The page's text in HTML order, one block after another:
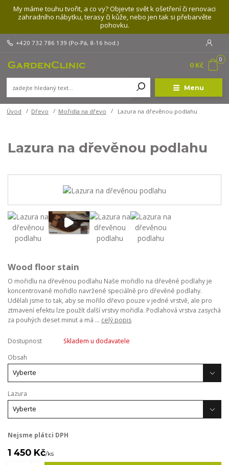
My máme touhu tvořit, a co vy? Objevte svět k ošetření či renovaci
zahradního nábytku, terasy či kůže, nebo jen tak si přebarvěte
pohovku.
Menu
+420 732 786 139 (Po-Pá, 8-16 hod.)
0
0 Kč
Úvod Dřevo Mořidla na dřevo Lazura na dřevěnou podlahu
Lazura na dřevěnou podlahu
Wood floor stain
O mořidlu na dřevěnou podlahu Naše mořidlo na dřevěné podlahy je
koncentrované mořidlo navržené speciálně pro dřevěné podlahy.
Udělali jsme to tak, aby se mořilo dřevo pouze v jedné vrstvě, ale pro
ztmavení efektu lze použít další vrstvy mořidla. Podlahová vrstva zasychá
za pouhých deset minut a má ... celý popis
Dostupnost
Skladem u dodavatele
Obsah
Lazura
Nejsme plátci DPH
1 450 Kč/ks